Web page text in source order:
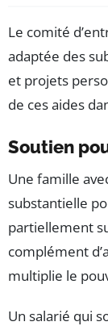
Le comité
adaptée des
et projets
de ces aides
Soutien
Une famille
substantielle
partiellement
complément
multiplie le
Un salarié qui